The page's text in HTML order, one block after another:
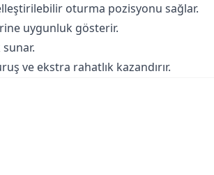
oturma pozisyonu sağlar.
uygunluk gösterir.
sunar.
ve ekstra rahatlık kazandırır.